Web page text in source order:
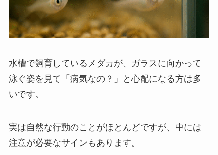
水槽で飼育しているメダカが、ガラスに向かって
泳ぐ姿を見て「病気なの？」と心配になる方は多
いです。
実は自然な行動のことがほとんどですが、中には
注意が必要なサインもあります。